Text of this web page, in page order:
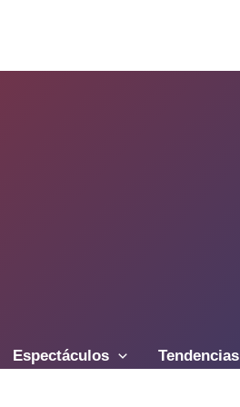
Espectáculos Tendencias